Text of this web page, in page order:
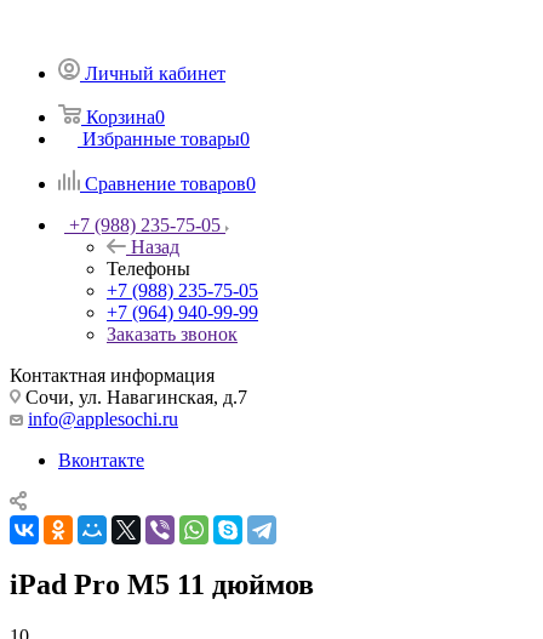
Личный кабинет
Корзина0
Избранные товары0
Сравнение товаров0
+7 (988) 235-75-05
Назад
Телефоны
+7 (988) 235-75-05
+7 (964) 940-99-99
Заказать звонок
Контактная информация
Сочи, ул. Навагинская, д.7
info@applesochi.ru
Вконтакте
iPad Pro M5 11 дюймов